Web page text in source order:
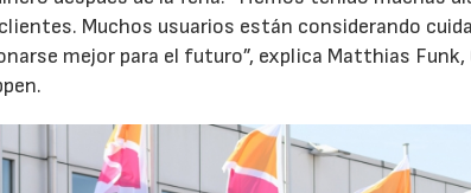
Muchos usuarios están considerando
mejor para el futuro”, explica Matthias Funk,